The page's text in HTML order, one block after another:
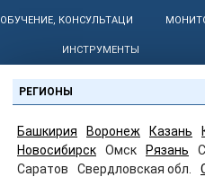
ОБУЧЕНИЕ, КОНСУЛЬТАЦИИ
ИНСТРУМЕНТЫ
РЕГИОНЫ
Башкирия Воронеж Казань
Новосибирск
Омск Рязань
Саратов
Свердловская обл.